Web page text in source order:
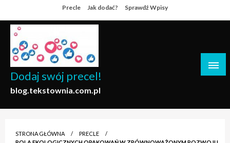
to
content
Precle Jak dodać? Sprawdź Wpisy
Dodaj swój precel!
blog.tekstownia.com.pl
STRONA GŁÓWNA
PRECLE